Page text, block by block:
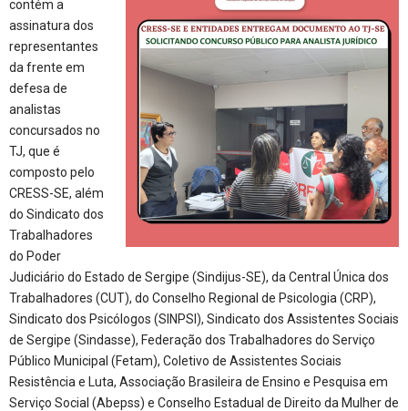
contém a
assinatura dos
representantes
da frente em
defesa de
analistas
concursados no
TJ, que é
composto pelo
CRESS-SE, além
do Sindicato dos
Trabalhadores
do Poder
Judiciário do Estado de Sergipe (Sindijus-SE), da Central Única dos
Trabalhadores (CUT), do Conselho Regional de Psicologia (CRP),
Sindicato dos Psicólogos (SINPSI), Sindicato dos Assistentes Sociais
de Sergipe (Sindasse), Federação dos Trabalhadores do Serviço
Público Municipal (Fetam), Coletivo de Assistentes Sociais
Resistência e Luta, Associação Brasileira de Ensino e Pesquisa em
Serviço Social (Abepss) e Conselho Estadual de Direito da Mulher de